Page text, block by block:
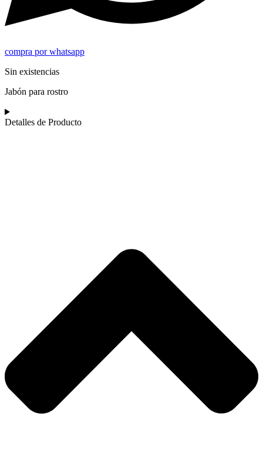
compra por whatsapp
Sin existencias
Jabón para rostro
Detalles de Producto